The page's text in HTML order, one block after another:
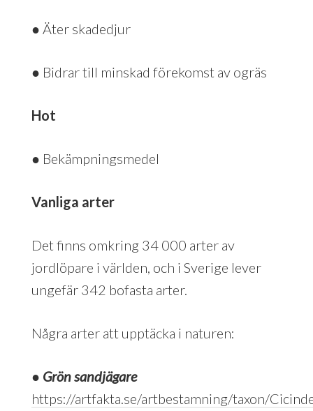
● Äter skadedjur
● Bidrar till minskad förekomst av ogräs
Hot
● Bekämpningsmedel
Vanliga arter
Det finns omkring 34 000 arter av
jordlöpare i världen, och i Sverige lever
ungefär 342 bofasta arter.
Några arter att upptäcka i naturen:
● Grön sandjägare
https://artfakta.se/artbestamning/taxon/